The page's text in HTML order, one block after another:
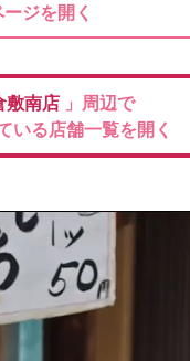
ジを開く
敷南店 」周辺で
いる店舗一覧を開く